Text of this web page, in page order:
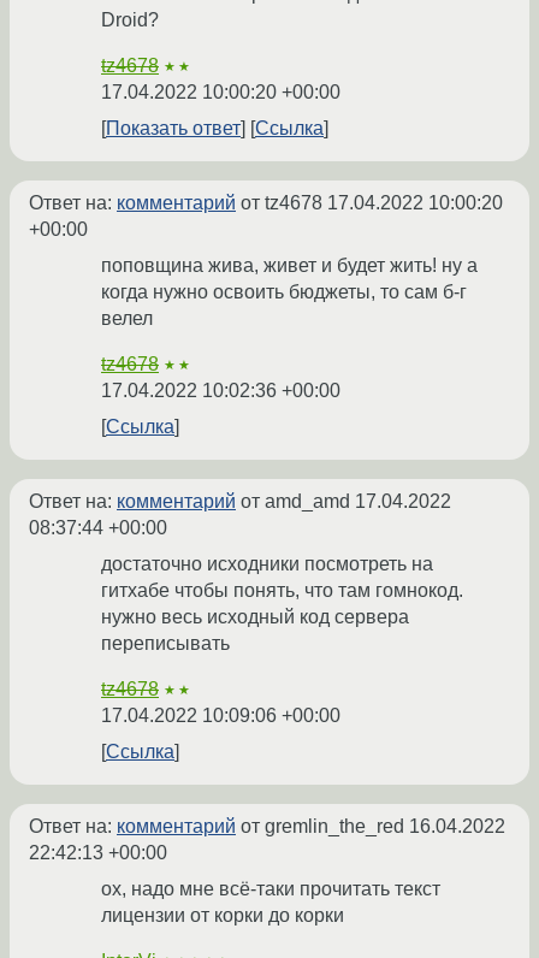
Droid?
tz4678 ★★
17.04.2022 10:00:20 +00:00
Показать ответ
Ссылка
Ответ на: комментарий от tz4678 17.04.2022 10:00:20
+00:00
поповщина жива, живет и будет жить! ну а
когда нужно освоить бюджеты, то сам б-г
велел
tz4678 ★★
17.04.2022 10:02:36 +00:00
Ссылка
Ответ на: комментарий от amd_amd 17.04.2022
08:37:44 +00:00
достаточно исходники посмотреть на
гитхабе чтобы понять, что там гомнокод.
нужно весь исходный код сервера
переписывать
tz4678 ★★
17.04.2022 10:09:06 +00:00
Ссылка
Ответ на: комментарий от gremlin_the_red 16.04.2022
22:42:13 +00:00
ох, надо мне всё-таки прочитать текст
лицензии от корки до корки